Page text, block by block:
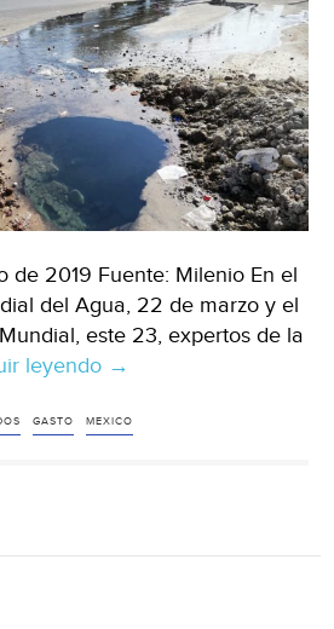
(Pressenza)
de 2019 Fuente: Milenio En el
del Agua, 22 de marzo y el
este 23, expertos de la
leyendo Advierten
desafíos
→
GASTO MEXICO